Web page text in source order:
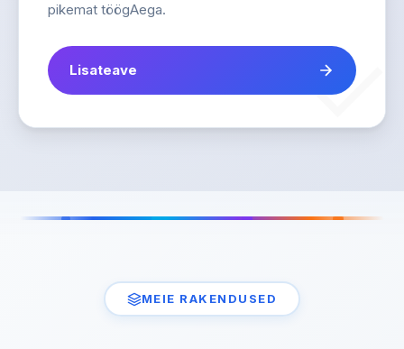
pikemat töögAega.
Lisateave
MEIE RAKENDUSED